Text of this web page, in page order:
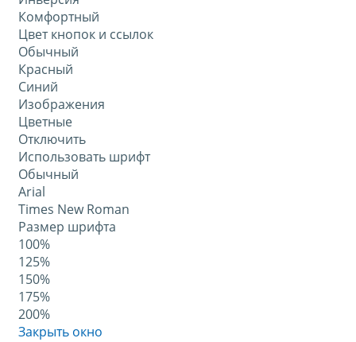
Комфортный
Цвет кнопок и ссылок
Обычный
Красный
Синий
Изображения
Цветные
Отключить
Использовать шрифт
Обычный
Arial
Times New Roman
Размер шрифта
100%
125%
150%
175%
200%
Закрыть окно